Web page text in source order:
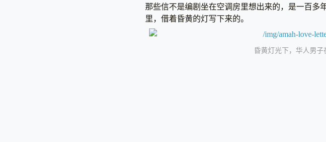
那些信不是编剧坐在空调房里想出来的，是一百多
里，借着昏黄的灯写下来的。
昏黄灯光下，华人男